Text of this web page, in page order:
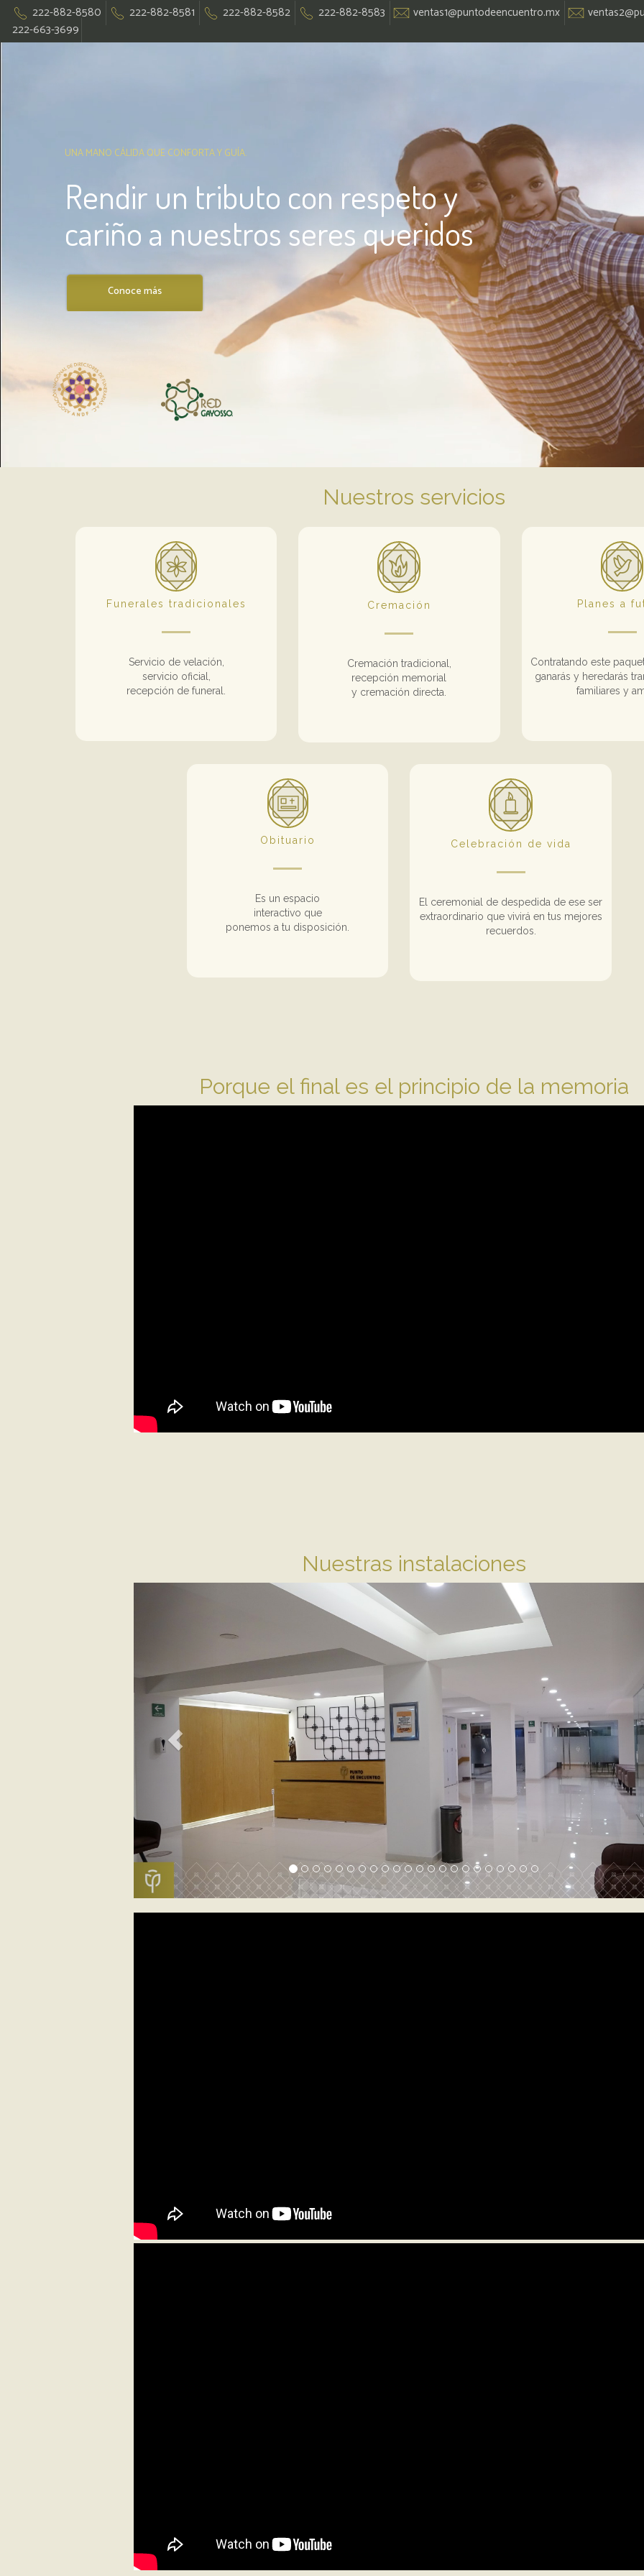
222-882-8580 222-882-8581 222-882-8582 222-882-8583 ventas1@puntodeencuentro.mx
222-663-3699
UNA MANO CÁLIDA QUE CONFORTA Y GUÍA.
Rendir un tributo con respeto y
cariño a nuestros seres queridos
Conoce más
Nuestros servicios
Funerales tradicionales
Servicio de velación,
servicio oficial,
recepción de funeral.
Cremación
Cremación tradicional,
recepción memorial
y cremación directa.
Planes a
Contratando este
ganarás y heredarás
familiares y
Obituario
Es un espacio
interactivo que
ponemos a tu disposición.
Celebración de vida
El ceremonial de despedida de ese ser
extraordinario que vivirá en tus mejores
recuerdos.
Porque el final es el principio de la memoria
Nuestras instalaciones